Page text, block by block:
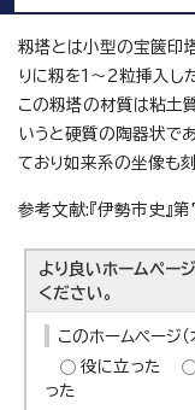
籾塔とは小型の宝篋印
りに籾を1～2粒挿入し
この籾塔の材質は粘土
いうと硬質の陶器状で
ており如来系の坐像も刻
参考文献:『伊勢市史』
より良いホームペー
ください。
このホームページ
役に立った
った